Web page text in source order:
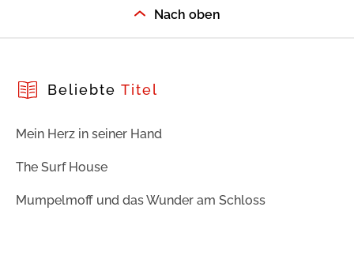
Nach oben
Beliebte Titel
Mein Herz in seiner Hand
The Surf House
Mumpelmoff und das Wunder am Schloss